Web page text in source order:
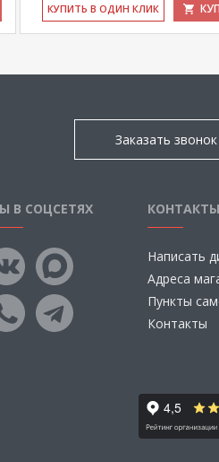
КУ­ПИТЬ В ОДИН КЛИК
Заказать звонок
В СОЦСЕТЯХ КОНТАКТЫ
Написать
Адреса
Пункты
Контакты